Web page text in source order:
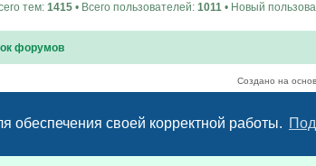
обеспечения своей корректной работы.
тем: 1415 • Всего пользователей: 1011 • Новый
форумов
Создано на